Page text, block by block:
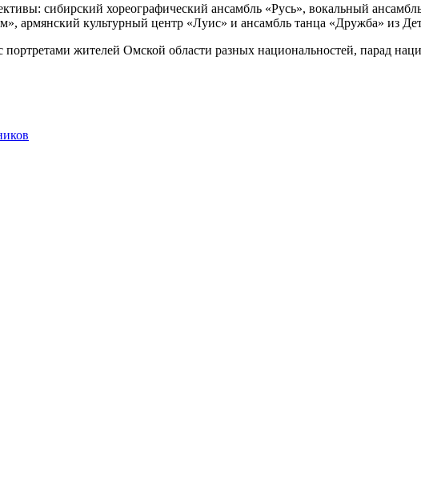
сибирский хореографический ансамбль «Русь», вокальный
армянский культурный центр «Луис» и ансамбль танца «Дружба» из
жителей Омской области разных национальностей, парад